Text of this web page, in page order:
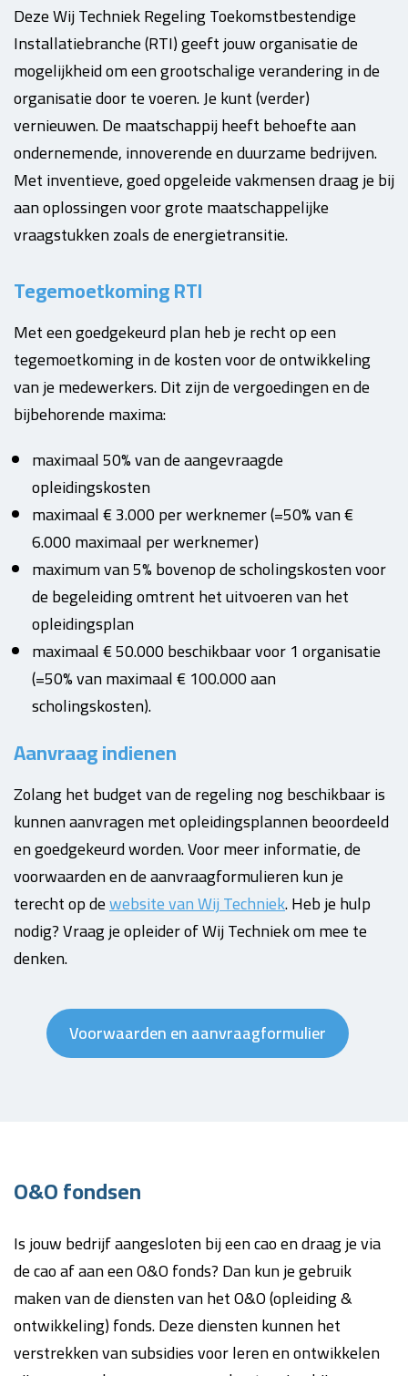
Deze Wij Techniek Regeling Toekomstbestendige
Installatiebranche (RTI) geeft jouw organisatie de
mogelijkheid om een grootschalige verandering in de
organisatie door te voeren. Je kunt (verder)
vernieuwen. De maatschappij heeft behoefte aan
ondernemende, innoverende en duurzame bedrijven.
Met inventieve, goed opgeleide vakmensen draag je bij
aan oplossingen voor grote maatschappelijke
vraagstukken zoals de energietransitie.
Tegemoetkoming RTI
Met een goedgekeurd plan heb je recht op een
tegemoetkoming in de kosten voor de ontwikkeling
van je medewerkers. Dit zijn de vergoedingen en de
bijbehorende maxima:
maximaal 50% van de aangevraagde
opleidingskosten
maximaal € 3.000 per werknemer (=50% van €
6.000 maximaal per werknemer)
maximum van 5% bovenop de scholingskosten voor
de begeleiding omtrent het uitvoeren van het
opleidingsplan
maximaal € 50.000 beschikbaar voor 1 organisatie
(=50% van maximaal € 100.000 aan
scholingskosten).
Aanvraag indienen
Zolang het budget van de regeling nog beschikbaar is
kunnen aanvragen met opleidingsplannen beoordeeld
en goedgekeurd worden. Voor meer informatie, de
voorwaarden en de aanvraagformulieren kun je
terecht op dewebsite van Wij Techniek. Heb je hulp
nodig? Vraag je opleider of Wij Techniek om mee te
denken.
Voorwaarden en aanvraagformulier
O&O fondsen
Is jouw bedrijf aangesloten bij een cao en draag je via
de cao af aan een O&O fonds? Dan kun je gebruik
maken van de diensten van het O&O (opleiding &
ontwikkeling) fonds. Deze diensten kunnen het
verstrekken van subsidies voor leren en ontwikkelen